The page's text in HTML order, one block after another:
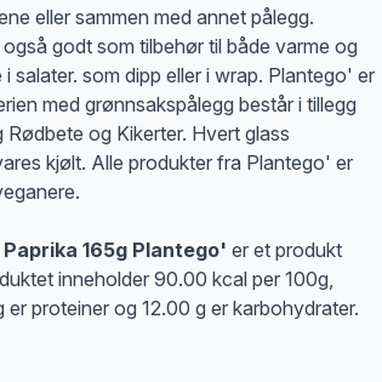
eller sammen med annet pålegg.
godt som tilbehør til både varme og
salater. som dipp eller i wrap. Plantego' er
med grønnsakspålegg består i tillegg
og Kikerter. Hvert glass
kjølt. Alle produkter fra Plantego' er
165g Plantego' er et produkt
inneholder 90.00 kcal per 100g,
proteiner og 12.00 g er karbohydrater.